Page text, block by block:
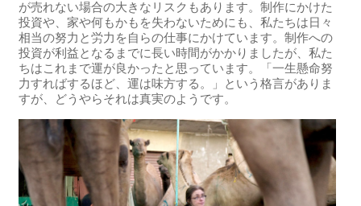
が売れない場合の大きなリスクもあります。制作にかけた
投資や、家や何もかもを失わないためにも、私たちは日々
相当の努力と労力を自らの仕事にかけています。制作への
投資が利益となるまでに長い時間がかかりましたが、私た
ちはこれまで運が良かったと思っています。「一生懸命努
力すればするほど、運は味方する。」という格言がありま
すが、どうやらそれは真実のようです。